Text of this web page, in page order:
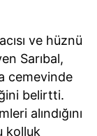
ve hüznü
Sarıbal,
cemevinde
belirtti.
alındığını
kolluk